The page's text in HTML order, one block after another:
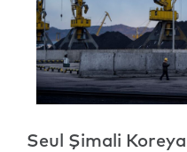
Seul Şimali